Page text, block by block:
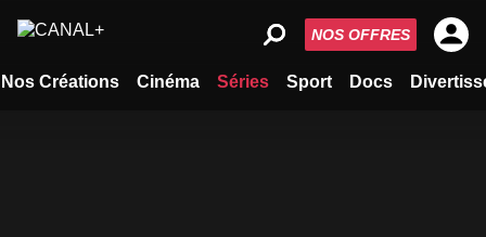
Nos Créations Cinéma Séries Sport Docs
NOS OFFRES